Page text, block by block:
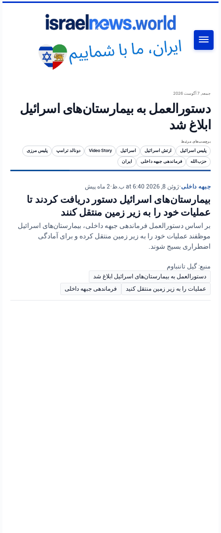
جمعه, 7 آگوست 2026
دستورالعمل به بیمارستان‌های اسرائیل
ابلاغ شد
برچسب‌های مرتبط
پلیس اسرائیل ارتش اسرائیل اسرائیل Video Story دونالد ترامپ پلیس مرزی
حزب‌الله فرماندهی جبهه داخلی ایران
جبهه داخلی•ژوئن 8, 2026 at 6:40 ب.ظ •2 ماه پیش
بیمارستان‌های اسرائیل دستور دریافت کردند تا
عملیات خود را به زیر زمین منتقل کنند
بر اساس دستورالعمل فرماندهی جبهه داخلی، بیمارستان‌های اسرائیل
موظفند عملیات خود را به زیر زمین منتقل کرده و برای آمادگی
اضطراری بسیج شوند.
منبع: گیل تاننباوم
دستورالعمل به بیمارستان‌های اسرائیل ابلاغ شد
عملیات را به زیر زمین منتقل کنید
فرماندهی جبهه داخلی